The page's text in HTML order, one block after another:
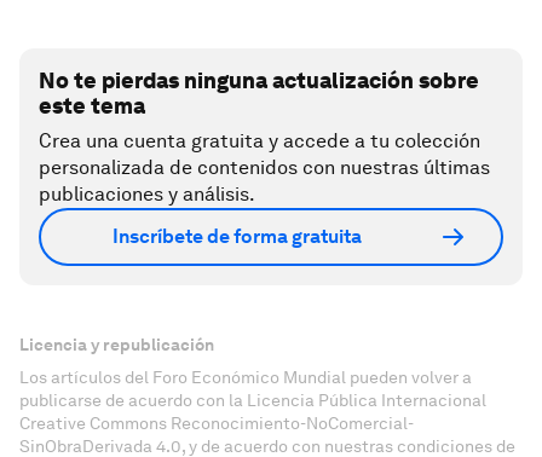
No te pierdas ninguna actualización sobre
este tema
Crea una cuenta gratuita y accede a tu colección
personalizada de contenidos con nuestras últimas
publicaciones y análisis.
Inscríbete de forma gratuita
Licencia y republicación
Los artículos del Foro Económico Mundial pueden volver a
publicarse de acuerdo con la Licencia Pública Internacional
Creative Commons Reconocimiento-NoComercial-
SinObraDerivada 4.0, y de acuerdo con nuestras condiciones de